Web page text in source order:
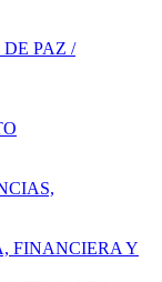
PAZ /
FINANCIERA Y